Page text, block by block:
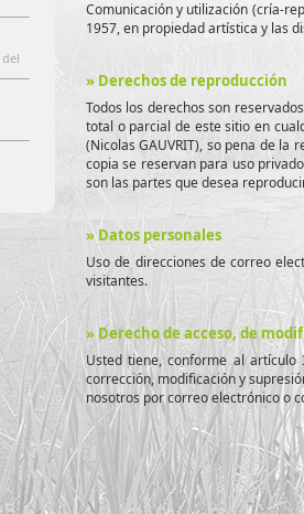
Comunicación y utilización (cría-
1957, en propiedad artística y las
» Derechos de reproducción
Todos los derechos son
total o parcial de este sitio en
(Nicolas GAUVRIT), so pena de
copia se reservan para uso
son las partes que desea
» Datos personales
Uso de direcciones de correo
visitantes.
» Derecho de acceso, de
Usted tiene, conforme al
corrección, modificación y
nosotros por correo electrónico o